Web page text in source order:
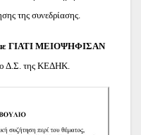
της συνεδρίασης.
ΓΙΑΤΙ ΜΕΙΟΨΗΦΙΣΑΝ
Δ.Σ. της ΚΕΔΗΚ.